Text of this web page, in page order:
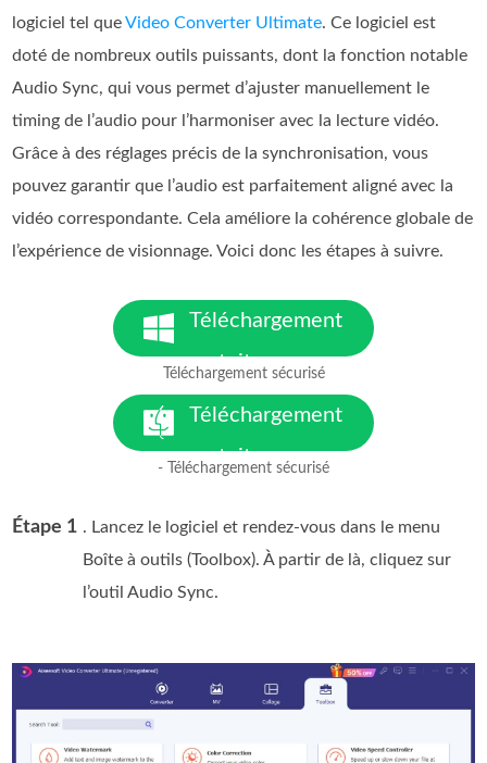
logiciel tel queVideo Converter Ultimate. Ce logiciel est
doté de nombreux outils puissants, dont la fonction notable
Audio Sync, qui vous permet d’ajuster manuellement le
timing de l’audio pour l’harmoniser avec la lecture vidéo.
Grâce à des réglages précis de la synchronisation, vous
pouvez garantir que l’audio est parfaitement aligné avec la
vidéo correspondante. Cela améliore la cohérence globale de
l’expérience de visionnage. Voici donc les étapes à suivre.
Téléchargement
gratuit
pour Windows 7 ou version
Téléchargement sécurisé
Téléchargement
gratuit
pour macOS 10.7 ou version
- Téléchargement sécurisé
Étape 1 . Lancez le logiciel et rendez-vous dans le menu
Boîte à outils (Toolbox). À partir de là, cliquez sur
l’outil Audio Sync.